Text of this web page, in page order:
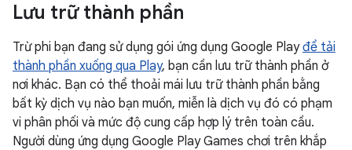
Lưu trữ thành phần
Trừ phi bạn đang sử dụng gói ứng dụng Google Playđể tải
thành phần xuống qua Play, bạn cần lưu trữ thành phần ở
nơi khác. Bạn có thể thoải mái lưu trữ thành phần bằng
bất kỳ dịch vụ nào bạn muốn, miễn là dịch vụ đó có phạm
vi phân phối và mức độ cung cấp hợp lý trên toàn cầu.
Người dùng ứng dụng Google Play Games chơi trên khắp